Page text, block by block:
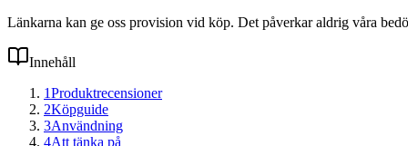
Länkarna kan ge oss provision vid köp. Det påverkar aldrig våra
Innehåll
1Produktrecensioner
2Köpguide
3Användning
4Att tänka på